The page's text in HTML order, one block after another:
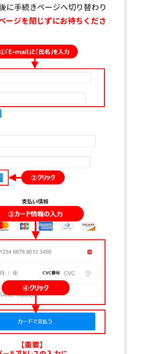
に手続きページへ切り替わり
ージを閉じずにお待ちくださ